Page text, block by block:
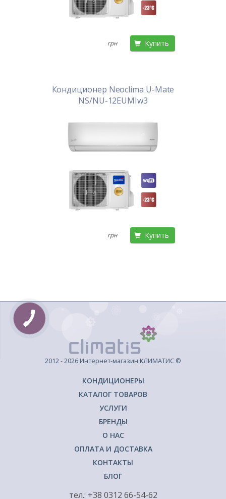
грн Купить
Кондиционер Neoclima U-Mate
NS/NU-12EUMIw3
грн Купить
2012 - 2026 Интернет-магазин КЛИМАТИС ©
КОНДИЦИОНЕРЫ
КАТАЛОГ ТОВАРОВ
УСЛУГИ
БРЕНДЫ
О НАС
ОПЛАТА И ДОСТАВКА
КОНТАКТЫ
БЛОГ
тел.: +38 0312 66-54-62